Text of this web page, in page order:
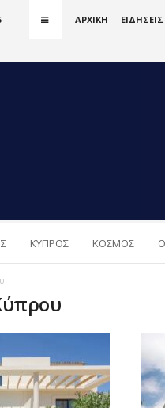
ΑΡΧΙΚΗ ΕΙΔΗΣΕΙΣ
ΚΥΠΡΟΣ ΚΟΣΜΟΣ